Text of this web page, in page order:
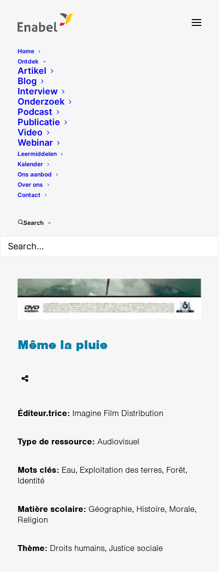
Home
Ontdek
Artikel
Blog
Interview
Onderzoek
Podcast
Publicatie
Video
Webinar
Leermiddelen
Kalender
Ons aanbod
Over ons
Contact
Search
Même la pluie
Éditeur.trice: Imagine Film Distribution
Type de ressource: Audiovisuel
Mots clés: Eau, Exploitation des terres, Forêt,
Identité
Matière scolaire: Géographie, Histoire, Morale,
Religion
Thème: Droits humains, Justice sociale